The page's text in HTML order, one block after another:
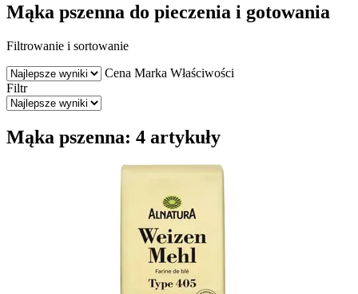
Mąka pszenna do pieczenia i gotowania
Filtrowanie i sortowanie
Cena Marka Właściwości
Filtr
Mąka pszenna: 4 artykuły